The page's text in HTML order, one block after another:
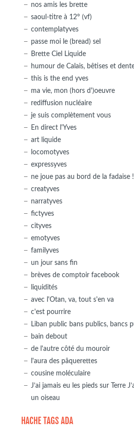
nos amis les brette
saoul-titre à 12° (vf)
contemplatyves
passe moi le (bread) sel
Brette Ciel Liquide
humour de Calais, bêtises et
this is the end yves
ma vie, mon (hors d')oeuvre
rediffusion nucléaire
je suis complètement vous
En direct l'Yves
art liquide
locomotyves
expressyves
ne joue pas au bord de la fadaise !
creatyves
narratyves
fictyves
cityves
emotyves
familyves
un jour sans fin
brèves de comptoir facebook
liquidités
avec l'Otan, va, tout s'en va
c'est pourrire
Liban public bans publics, bancs
bain debout
de l'autre côté du mouroir
l'aura des pâquerettes
cousine moléculaire
J’ai jamais eu les pieds sur Terre
un oiseau
HACHE TAGS ADA